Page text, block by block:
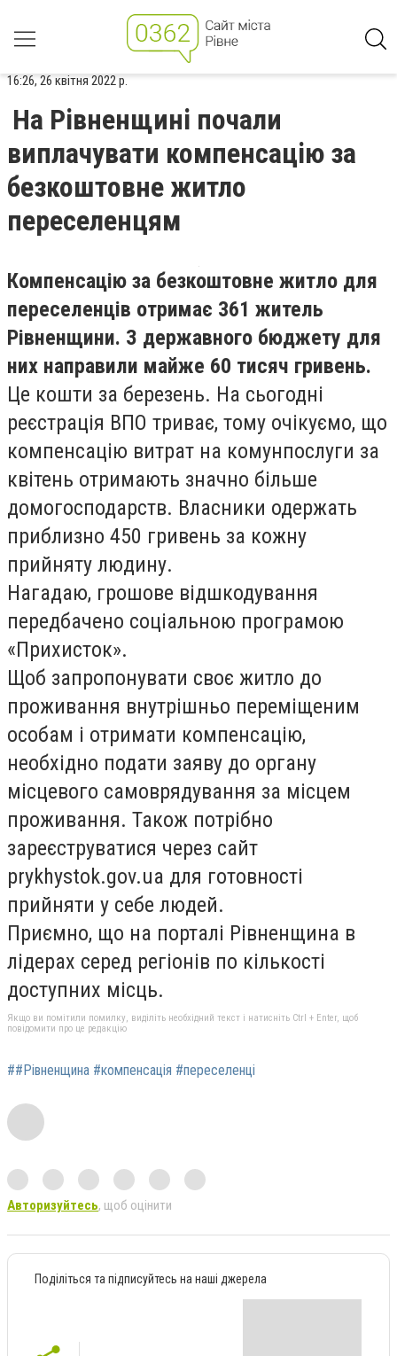
16:26, 26 квітня 2022 р.
На Рівненщині почали
виплачувати компенсацію за
безкоштовне житло
переселенцям
Компенсацію за безкоштовне житло для
переселенців отримає 361 житель
Рівненщини. З державного бюджету для
них направили майже 60 тисяч гривень.
Це кошти за березень. На сьогодні
реєстрація ВПО триває, тому очікуємо, що
компенсацію витрат на комунпослуги за
квітень отримають значно більше
домогосподарств. Власники одержать
приблизно 450 гривень за кожну
прийняту людину.
Нагадаю, грошове відшкодування
передбачено соціальною програмою
«Прихисток».
Щоб запропонувати своє житло до
проживання внутрішньо переміщеним
особам і отримати компенсацію,
необхідно подати заяву до органу
місцевого самоврядування за місцем
проживання. Також потрібно
зареєструватися через сайт
prykhystok.gov.ua для готовності
прийняти у себе людей.
Приємно, що на порталі Рівненщина в
лідерах серед регіонів по кількості
доступних місць.
Якщо ви помітили помилку, виділіть необхідний текст і натисніть Ctrl + Enter, щоб
повідомити про це редакцію
##Рівненщина #компенсація #переселенці
Авторизуйтесь, щоб оцінити
Поділіться та підписуйтесь на наші джерела